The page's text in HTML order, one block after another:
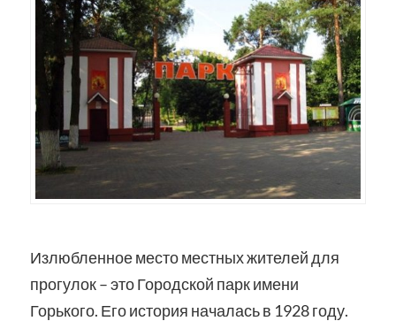
Излюбленное место местных жителей для
прогулок – это Городской парк имени
Горького. Его история началась в 1928 году.